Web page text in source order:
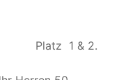
40, Platz 1 & 2.